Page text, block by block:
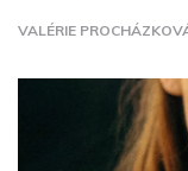
VALÉRIE